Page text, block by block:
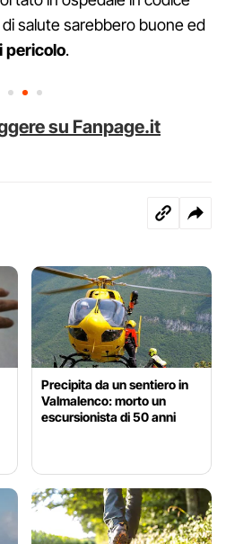
salute sarebbero buone ed
pericolo.
su Fanpage.it
Precipita da un sentiero in
Valmalenco: morto un
escursionista di 50 anni